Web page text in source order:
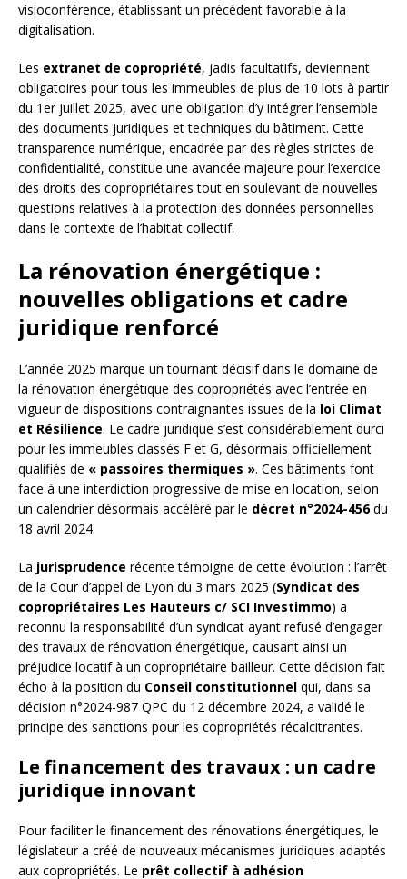
visioconférence, établissant un précédent favorable à la
digitalisation.
Les extranet de copropriété, jadis facultatifs, deviennent
obligatoires pour tous les immeubles de plus de 10 lots à partir
du 1er juillet 2025, avec une obligation d’y intégrer l’ensemble
des documents juridiques et techniques du bâtiment. Cette
transparence numérique, encadrée par des règles strictes de
confidentialité, constitue une avancée majeure pour l’exercice
des droits des copropriétaires tout en soulevant de nouvelles
questions relatives à la protection des données personnelles
dans le contexte de l’habitat collectif.
La rénovation énergétique :
nouvelles obligations et cadre
juridique renforcé
L’année 2025 marque un tournant décisif dans le domaine de
la rénovation énergétique des copropriétés avec l’entrée en
vigueur de dispositions contraignantes issues de la loi Climat
et Résilience. Le cadre juridique s’est considérablement durci
pour les immeubles classés F et G, désormais officiellement
qualifiés de « passoires thermiques ». Ces bâtiments font
face à une interdiction progressive de mise en location, selon
un calendrier désormais accéléré par le décret n°2024-456du
18 avril 2024.
La jurisprudence récente témoigne de cette évolution : l’arrêt
de la Cour d’appel de Lyon du 3 mars 2025 (Syndicat des
copropriétaires Les Hauteurs c/ SCI Investimmo) a
reconnu la responsabilité d’un syndicat ayant refusé d’engager
des travaux de rénovation énergétique, causant ainsi un
préjudice locatif à un copropriétaire bailleur. Cette décision fait
écho à la position du Conseil constitutionnel qui, dans sa
décision n°2024-987 QPC du 12 décembre 2024, a validé le
principe des sanctions pour les copropriétés récalcitrantes.
Le financement des travaux : un cadre
juridique innovant
Pour faciliter le financement des rénovations énergétiques, le
législateur a créé de nouveaux mécanismes juridiques adaptés
aux copropriétés. Le prêt collectif à adhésion